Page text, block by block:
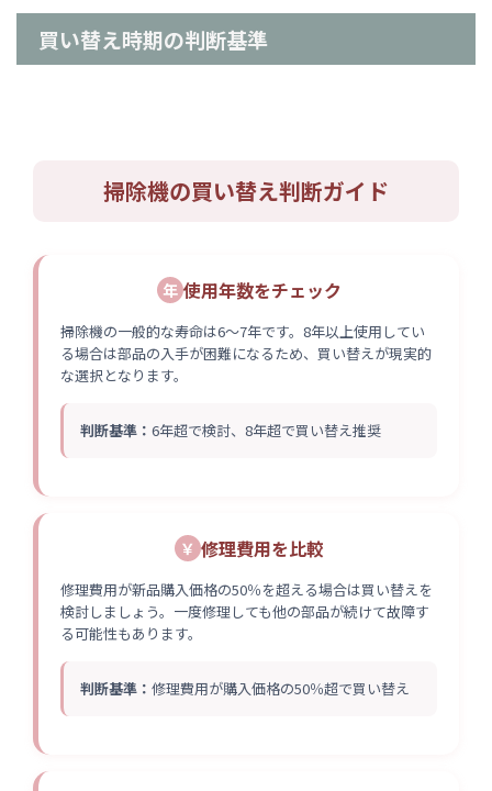
買い替え時期の判断基準
掃除機の買い替え判断ガイド
年 使用年数をチェック
掃除機の一般的な寿命は6～7年です。8年以上使用してい
る場合は部品の入手が困難になるため、買い替えが現実的
な選択となります。
判断基準： 6年超で検討、8年超で買い替え推奨
￥ 修理費用を比較
修理費用が新品購入価格の50％を超える場合は買い替えを
検討しましょう。一度修理しても他の部品が続けて故障す
る可能性もあります。
判断基準： 修理費用が購入価格の50％超で買い替え